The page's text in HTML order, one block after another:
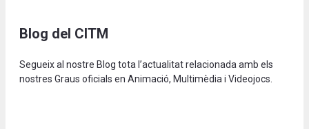
Blog del CITM
Segueix al nostre Blog tota l’actualitat relacionada amb els
nostres Graus oficials en Animació, Multimèdia i Videojocs.